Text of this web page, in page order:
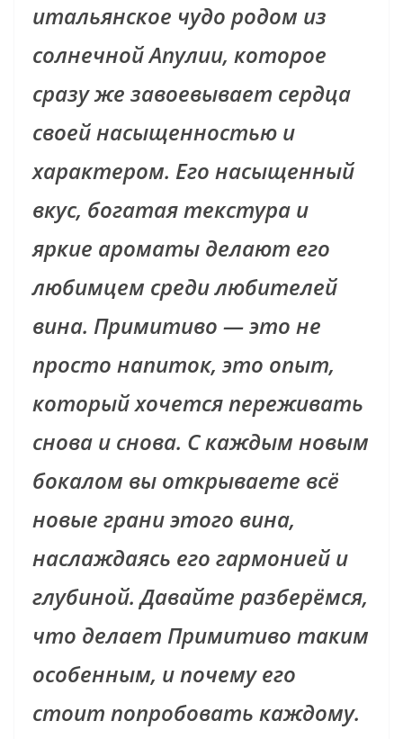
итальянское чудо родом из
солнечной Апулии, которое
сразу же завоевывает сердца
своей насыщенностью и
характером. Его насыщенный
вкус, богатая текстура и
яркие ароматы делают его
любимцем среди любителей
вина. Примитиво — это не
просто напиток, это опыт,
который хочется переживать
снова и снова. С каждым новым
бокалом вы открываете всё
новые грани этого вина,
наслаждаясь его гармонией и
глубиной. Давайте разберёмся,
что делает Примитиво таким
особенным, и почему его
стоит попробовать каждому.